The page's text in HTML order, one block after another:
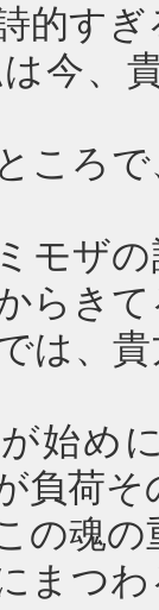
的す
は今、
ころ
モザ
らき
は、
が始め
負荷そ
の魂の
まつ